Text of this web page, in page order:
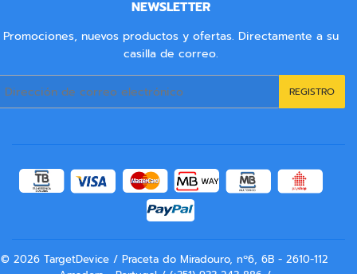
NEWSLETTER
Promociones, nuevos productos y ofertas. Directamente a su
casilla de correo.
REGISTRO
© 2026 TargetDevice / Praceta do Miradouro, nº6, 6B - 2610-112